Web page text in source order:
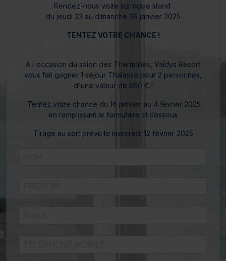
Rendez-nous visite sur notre stand
du jeudi 23 au dimanche 26 janvier 2025
TENTEZ VOTRE CHANCE !
À l'occasion du salon des Thermalies, Valdys Resort
vous fait gagner 1 séjour Thalasso pour 2 personnes,
d'une valeur de 580 € !
Tentez votre chance du 16 janvier au 4 février 2025
en remplissant le formulaire ci dessous
Tirage au sort prévu le mercredi 12 février 2025